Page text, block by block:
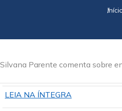
Você
Silvana Parente comenta sobre
LEIA NA ÍNTEGRA